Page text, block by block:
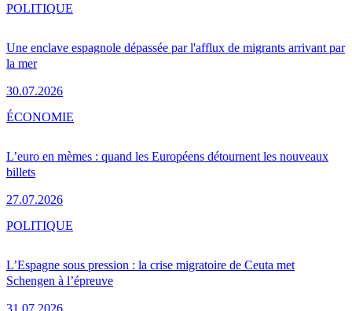
Une enclave espagnole dépassée par l'afflux de migrants arrivant par
la mer
30.07.2026
POLITIQUE
L’euro en mèmes : quand les Européens détournent les nouveaux
billets
27.07.2026
ÉCONOMIE
L’Espagne sous pression : la crise migratoire de Ceuta met
Schengen à l’épreuve
31.07.2026
POLITIQUE